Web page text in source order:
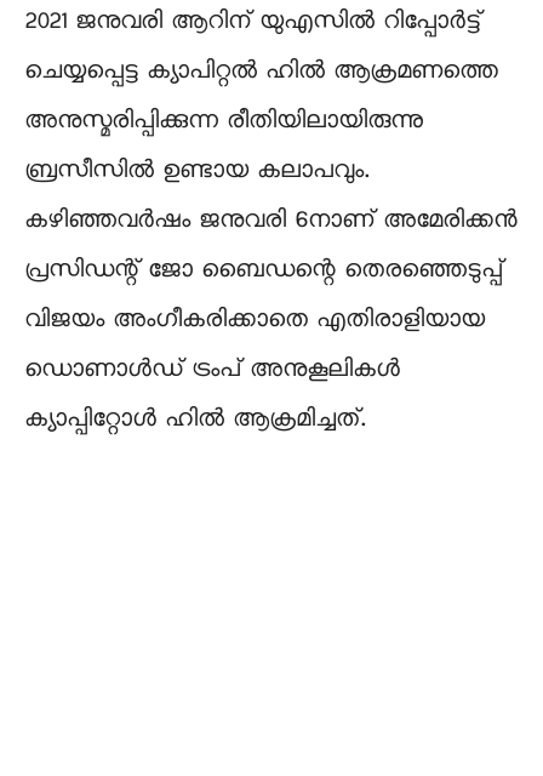
2021 ജനുവരി ആറിന് യുഎസിൽ റിപ്പോർട്ട്
ചെയ്യപ്പെട്ട ക്യാപിറ്റൽ ഹിൽ ആക്രമണത്തെ
അനുസ്മരിപ്പിക്കുന്ന രീതിയിലായിരുന്നു
ബ്രസീസിൽ ഉണ്ടായ കലാപവും.
കഴിഞ്ഞവർഷം ജനുവരി 6നാണ് അമേരിക്കൻ
പ്രസിഡന്റ് ജോ ബൈഡന്റെ തെരഞ്ഞെടുപ്പ്
വിജയം അംഗീകരിക്കാതെ എതിരാളിയായ
ഡൊണാൾഡ് ട്രംപ് അനുകൂലികൾ
ക്യാപ്പിറ്റോൾ ഹിൽ ആക്രമിച്ചത്.